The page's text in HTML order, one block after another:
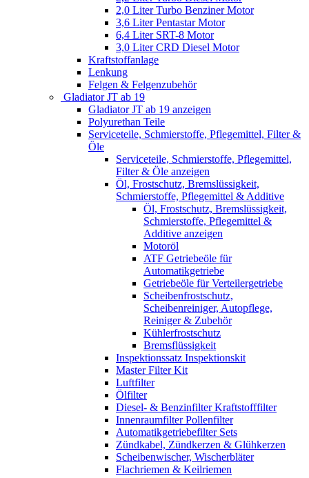
2,0 Liter Turbo Benziner Motor
3,6 Liter Pentastar Motor
6,4 Liter SRT-8 Motor
3,0 Liter CRD Diesel Motor
Kraftstoffanlage
Lenkung
Felgen & Felgenzubehör
Gladiator JT ab 19
Gladiator JT ab 19 anzeigen
Polyurethan Teile
Serviceteile, Schmierstoffe, Pflegemittel, Filter &
Öle
Serviceteile, Schmierstoffe, Pflegemittel,
Filter & Öle anzeigen
Öl, Frostschutz, Bremslüssigkeit,
Schmierstoffe, Pflegemittel & Additive
Öl, Frostschutz, Bremslüssigkeit,
Schmierstoffe, Pflegemittel &
Additive anzeigen
Motoröl
ATF Getriebeöle für
Automatikgetriebe
Getriebeöle für Verteilergetriebe
Scheibenfrostschutz,
Scheibenreiniger, Autopflege,
Reiniger & Zubehör
Kühlerfrostschutz
Bremsflüssigkeit
Inspektionssatz Inspektionskit
Master Filter Kit
Luftfilter
Ölfilter
Diesel- & Benzinfilter Kraftstofffilter
Innenraumfilter Pollenfilter
Automatikgetriebefilter Sets
Zündkabel, Zündkerzen & Glühkerzen
Scheibenwischer, Wischerbläter
Flachriemen & Keilriemen